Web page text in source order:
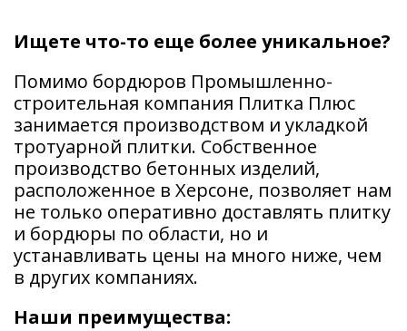
Ищете что-то еще более уникальное?
Помимо бордюров Промышленно-
строительная компания Плитка Плюс
занимается производством и укладкой
тротуарной плитки. Собственное
производство бетонных изделий,
расположенное в Херсоне, позволяет нам
не только оперативно доставлять плитку
и бордюры по области, но и
устанавливать цены на много ниже, чем
в других компаниях.
Наши преимущества: